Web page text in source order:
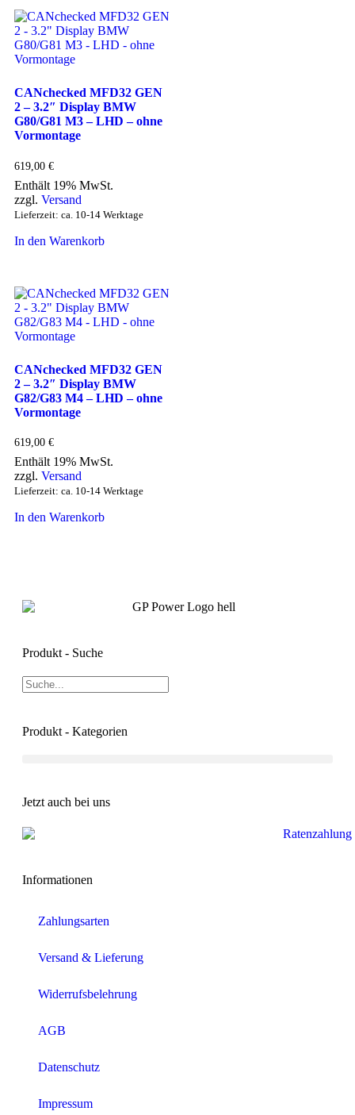
Produkt - Suche
Produkt - Kategorien
Jetzt auch bei uns
Informationen
Zahlungsarten
Versand & Lieferung
Widerrufsbelehrung
AGB
Datenschutz
Impressum
CANchecked MFD32 GEN
2 – 3.2″ Display BMW
G80/G81 M3 – LHD – ohne
Vormontage
619,00 €
Enthält 19% MwSt.
zzgl. Versand
Lieferzeit: ca. 10-14 Werktage
In den Warenkorb
CANchecked MFD32 GEN
2 – 3.2″ Display BMW
G82/G83 M4 – LHD – ohne
Vormontage
619,00 €
Enthält 19% MwSt.
zzgl. Versand
Lieferzeit: ca. 10-14 Werktage
In den Warenkorb